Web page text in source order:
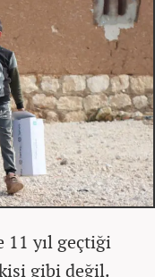
11 yıl geçtiği
gibi değil.